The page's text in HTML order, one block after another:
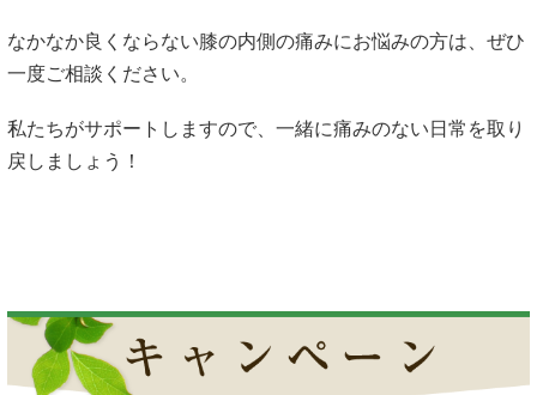
なかなか良くならない膝の内側の痛みにお悩みの方は、ぜひ
一度ご相談ください。
私たちがサポートしますので、一緒に痛みのない日常を取り
戻しましょう！